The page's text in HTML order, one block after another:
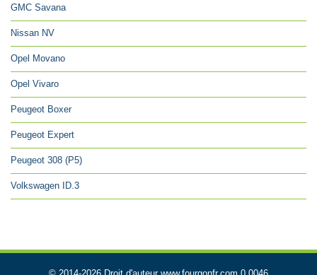
GMC Savana
Nissan NV
Opel Movano
Opel Vivaro
Peugeot Boxer
Peugeot Expert
Peugeot 308 (P5)
Volkswagen ID.3